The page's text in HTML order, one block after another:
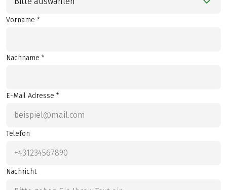
Vorname *
Nachname *
E-Mail Adresse *
Telefon
Nachricht